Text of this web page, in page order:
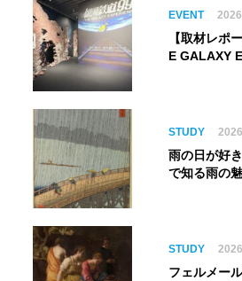
EVENT
【取材レポ
E GALAXY
ム】
STUDY
雨の日が好
で知る雨の
STUDY
フェルメー